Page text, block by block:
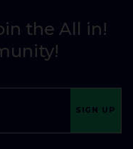
the All in!
SIGN UP